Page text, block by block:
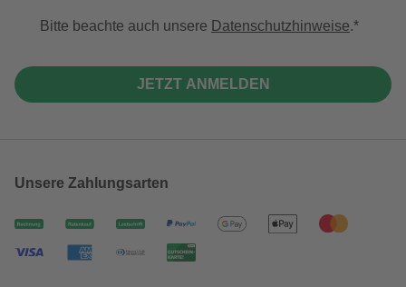
Bitte beachte auch unsere Datenschutzhinweise.
JETZT ANMELDEN
Unsere Zahlungsarten